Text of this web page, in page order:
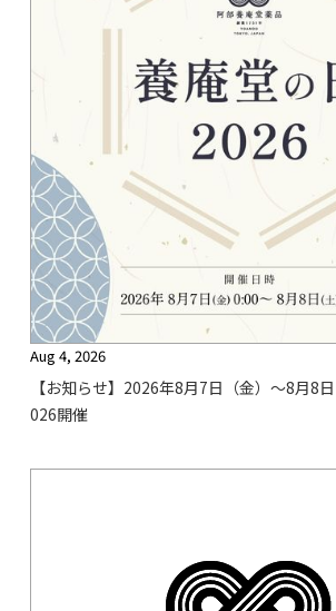
Aug 4, 2026
【お知らせ】2026年8月7日（金）〜8月8
026開催